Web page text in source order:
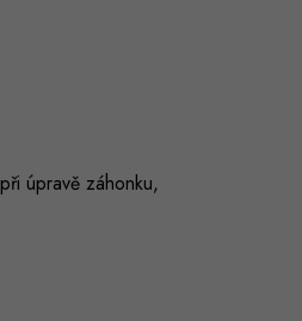
úpravě záhonku,